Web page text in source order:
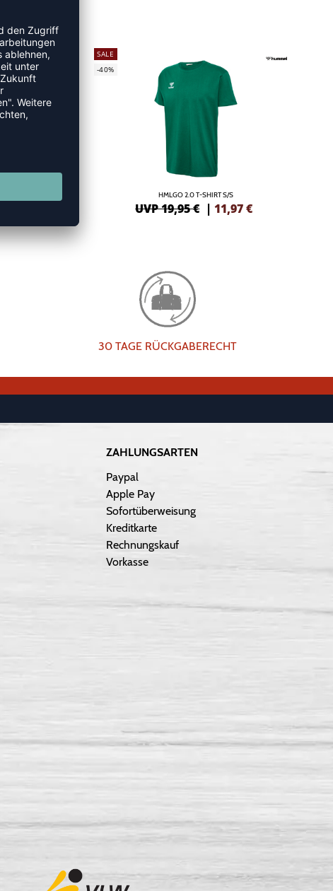
SALE
-40%
HMLGO 2.0 T-SHIRT S/S
UVP 19,95 € |11,97€
30 TAGE RÜCKGABERECHT
ZAHLUNGSARTEN
Paypal
Apple Pay
Sofortüberweisung
Kreditkarte
Rechnungskauf
Vorkasse